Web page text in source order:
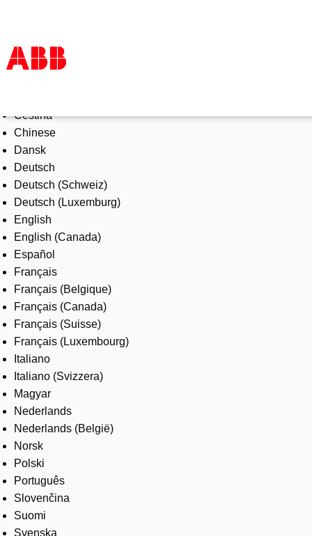
Products & Solutions
Industries
Services
About us
Where to buy
Contact us
Careers
Čeština
Chinese
Dansk
Deutsch
Deutsch (Schweiz)
Deutsch (Luxemburg)
English
English (Canada)
Español
Français
Français (Belgique)
Français (Canada)
Français (Suisse)
Français (Luxembourg)
Italiano
Italiano (Svizzera)
Magyar
Nederlands
Nederlands (België)
Norsk
Polski
Português
Slovenčina
Suomi
Svenska